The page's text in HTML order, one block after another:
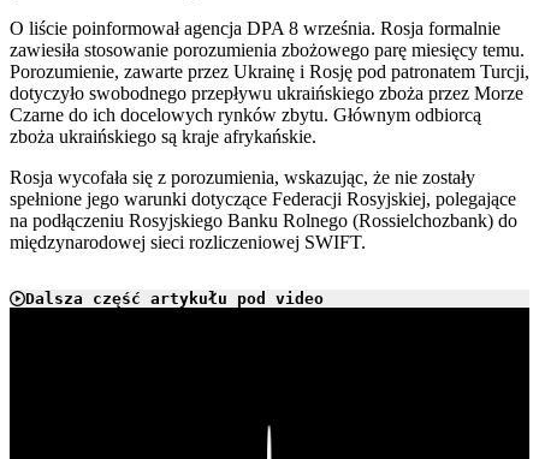
O liście poinformował agencja DPA 8 września. Rosja formalnie
zawiesiła stosowanie porozumienia zbożowego parę miesięcy temu.
Porozumienie, zawarte przez Ukrainę i Rosję pod patronatem Turcji,
dotyczyło swobodnego przepływu ukraińskiego zboża przez Morze
Czarne do ich docelowych rynków zbytu. Głównym odbiorcą
zboża ukraińskiego są kraje afrykańskie.
Rosja wycofała się z porozumienia, wskazując, że nie zostały
spełnione jego warunki dotyczące Federacji Rosyjskiej, polegające
na podłączeniu Rosyjskiego Banku Rolnego (Rossielchozbank) do
międzynarodowej sieci rozliczeniowej SWIFT.
Dalsza część artykułu pod video